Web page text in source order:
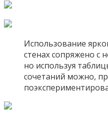
Использование
стенах сопряжено с
но используя
сочетаний можно,